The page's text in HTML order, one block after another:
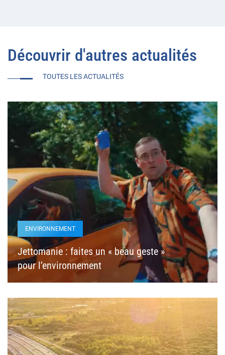
Découvrir d'autres actualités
TOUTES LES ACTUALITÉS
ENVIRONNEMENT
Jettomanie : faites un « beau geste »
pour l’environnement